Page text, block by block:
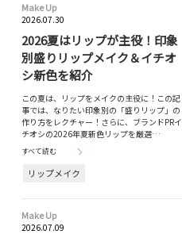
Make Up
2026.07.30
2026夏はリップが主役！印象
別盛りリップメイク＆イチオ
シ新色を紹介
この夏は、リップをメイクの主役に！この記
事では、なりたい印象別の「盛りリップ」の
作り方をレクチャー！さらに、ブランドPRイ
チオシの2026年夏新色リップを厳選…
すべて読む
リップメイク
Make Up
2026.07.09